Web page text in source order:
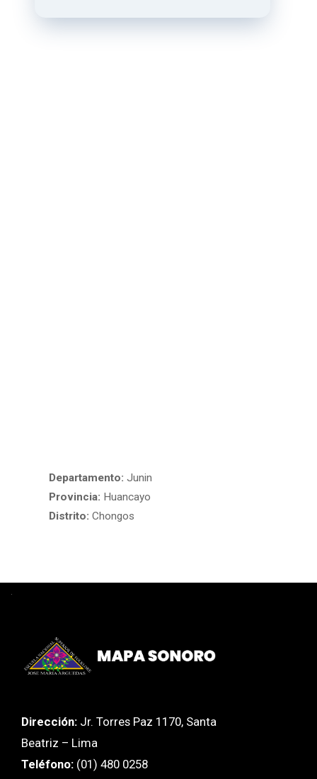
Departamento: Junin
Provincia: Huancayo
Distrito: Chongos
Dirección: Jr. Torres Paz 1170, Santa
Beatriz – Lima
Teléfono: (01) 480 0258